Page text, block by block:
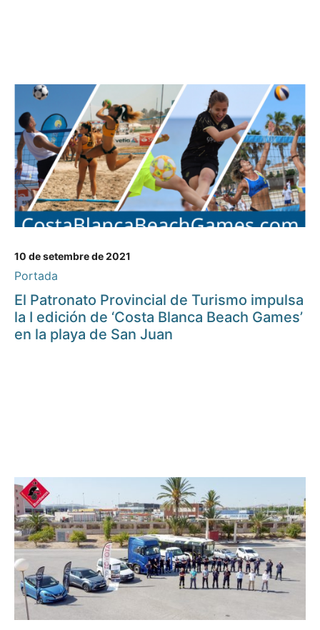
10 de setembre de 2021
Portada
El Patronato Provincial de Turismo impulsa
la I edición de ‘Costa Blanca Beach Games’
en la playa de San Juan